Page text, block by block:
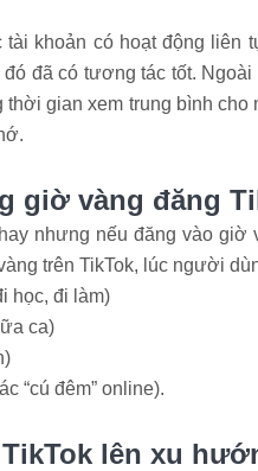
tài khoản có hoạt động
đã có tương tác tốt.
thời gian xem trung bình
giờ vàng đăng
nhưng nếu đăng vào giờ
trên TikTok, lúc người
học, đi làm)
ca)
“cú đêm” online).
lên xu